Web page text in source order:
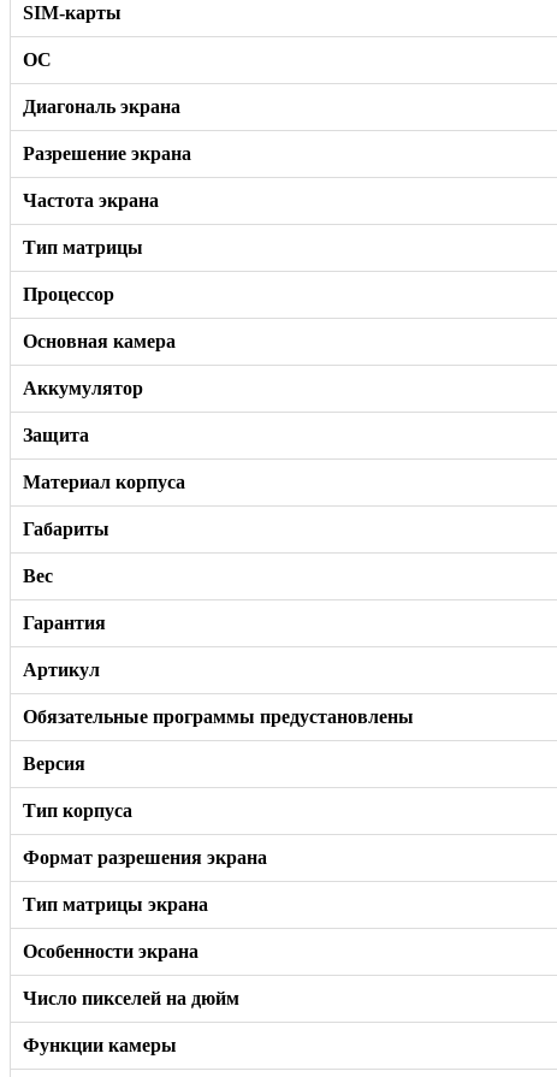
SIM-карты
ОС
Диагональ экрана
Разрешение экрана
Частота экрана
Тип матрицы
Процессор
Основная камера
Аккумулятор
Защита
Материал корпуса
Габариты
Вес
Гарантия
Артикул
Обязательные программы предустановлены
Версия
Тип корпуса
Формат разрешения экрана
Тип матрицы экрана
Особенности экрана
Число пикселей на дюйм
Функции камеры